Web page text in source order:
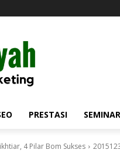
PRESTASI SEMINAR
4 Pilar Bom Sukses